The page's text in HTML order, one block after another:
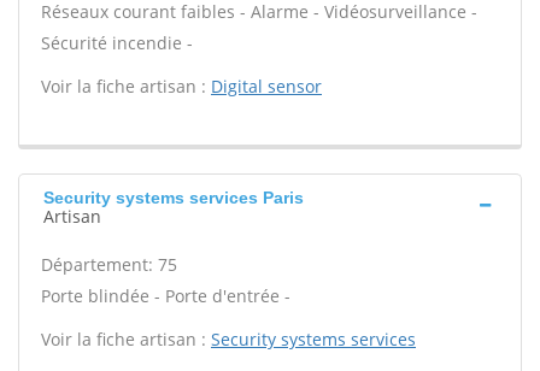
Réseaux courant faibles - Alarme - Vidéosurveillance -
Sécurité incendie -
Voir la fiche artisan : Digital sensor
Security systems services Paris
Artisan
Département: 75
Porte blindée - Porte d'entrée -
Voir la fiche artisan : Security systems services